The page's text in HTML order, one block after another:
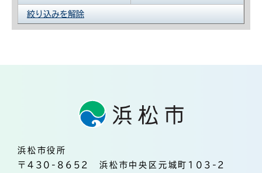
絞り込みを解除
浜松市役所
〒430-8652 浜松市中央区元城町103-2